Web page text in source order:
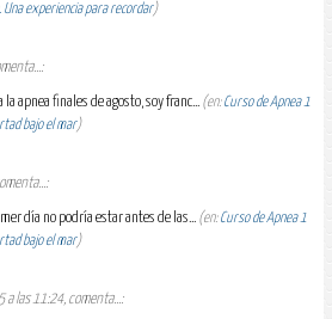
Una experiencia para recordar)
apnea finales de agosto, soy franc... (en:Curso de Apnea 1
bajo el mar)
día no podría estar antes de las... (en:Curso de Apnea 1
bajo el mar)
las 11:24, comenta...: